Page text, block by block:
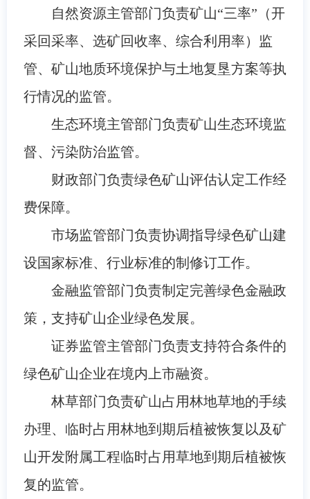
自然资源主管部门负责矿山“三率”（开
采回采率、选矿回收率、综合利用率）监
管、矿山地质环境保护与土地复垦方案等执
行情况的监管。
生态环境主管部门负责矿山生态环境监
督、污染防治监管。
财政部门负责绿色矿山评估认定工作经
费保障。
市场监管部门负责协调指导绿色矿山建
设国家标准、行业标准的制修订工作。
金融监管部门负责制定完善绿色金融政
策，支持矿山企业绿色发展。
证券监管主管部门负责支持符合条件的
绿色矿山企业在境内上市融资。
林草部门负责矿山占用林地草地的手续
办理、临时占用林地到期后植被恢复以及矿
山开发附属工程临时占用草地到期后植被恢
复的监管。